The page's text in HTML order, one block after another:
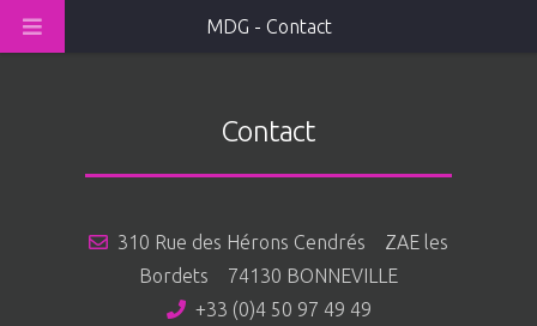
Contact
310 Rue des Hérons Cendrés ZAE les
Bordets 74130 BONNEVILLE
+33 (0)4 50 97 49 49
MDG - Contact